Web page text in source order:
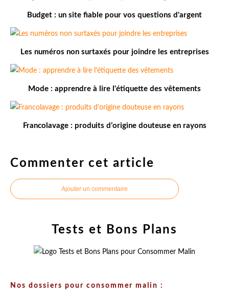
Budget : un site fiable pour vos questions d'argent
Les numéros non surtaxés pour joindre les entreprises
Mode : apprendre à lire l'étiquette des vêtements
Francolavage : produits d’origine douteuse en rayons
Commenter cet article
Ajouter un commentaire
Tests et Bons Plans
Nos dossiers pour consommer malin :